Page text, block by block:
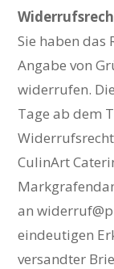
Sie haben das
Angabe von
widerrufen.
Tage ab dem
CulinArt
an
eindeutigen
versandter